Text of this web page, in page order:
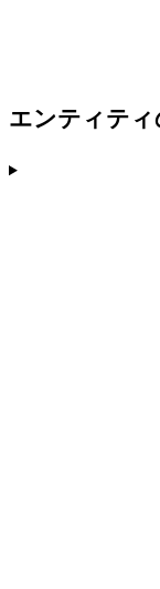
エンティティ